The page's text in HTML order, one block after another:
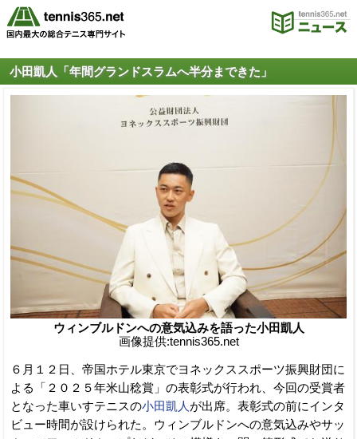
小田凱人「年間グランドスラムへ半分まできた」
ウィンブルドンへの意気込みを語った小田凱人
画像提供:tennis365.net
６月１２日、帝国ホテル東京でヨネックススポーツ振興財団に
よる「２０２５年米山稔賞」の表彰式が行われ、今回の受賞者
となった車いすテニスの小田凱人が出席。表彰式の前にインタ
ビュー時間が設けられた。ウィンブルドンへの意気込みやサッ